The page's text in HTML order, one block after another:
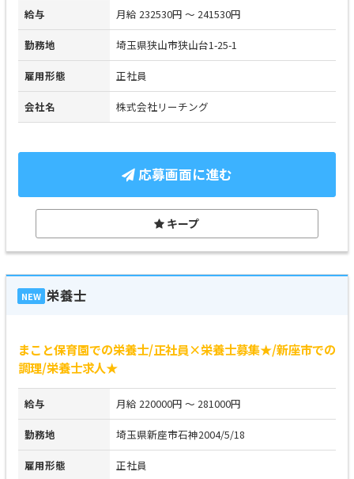
給与 月給 232530円 ～ 241530円
勤務地 埼玉県狭山市狭山台1-25-1
雇用形態 正社員
会社名 株式会社リーチング
応募画面に進む
キープ
NEW 栄養士
まこと保育園での栄養士/正社員×栄養士募集★/新座市での
調理/栄養士求人★
給与 月給 220000円 ～ 281000円
勤務地 埼玉県新座市石神2004/5/18
雇用形態 正社員